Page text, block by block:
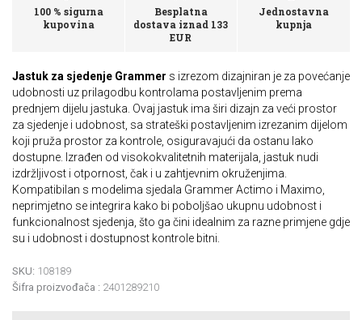
100 % sigurna
kupovina
Besplatna
dostava iznad 133
EUR
Jednostavna
kupnja
Jastuk za sjedenje Grammer s izrezom dizajniran je za povećanje
udobnosti uz prilagodbu kontrolama postavljenim prema
prednjem dijelu jastuka. Ovaj jastuk ima širi dizajn za veći prostor
za sjedenje i udobnost, sa strateški postavljenim izrezanim dijelom
koji pruža prostor za kontrole, osiguravajući da ostanu lako
dostupne. Izrađen od visokokvalitetnih materijala, jastuk nudi
izdržljivost i otpornost, čak i u zahtjevnim okruženjima.
Kompatibilan s modelima sjedala Grammer Actimo i Maximo,
neprimjetno se integrira kako bi poboljšao ukupnu udobnost i
funkcionalnost sjedenja, što ga čini idealnim za razne primjene gdje
su i udobnost i dostupnost kontrole bitni.
SKU: 108189
Šifra proizvođača : 2401289210